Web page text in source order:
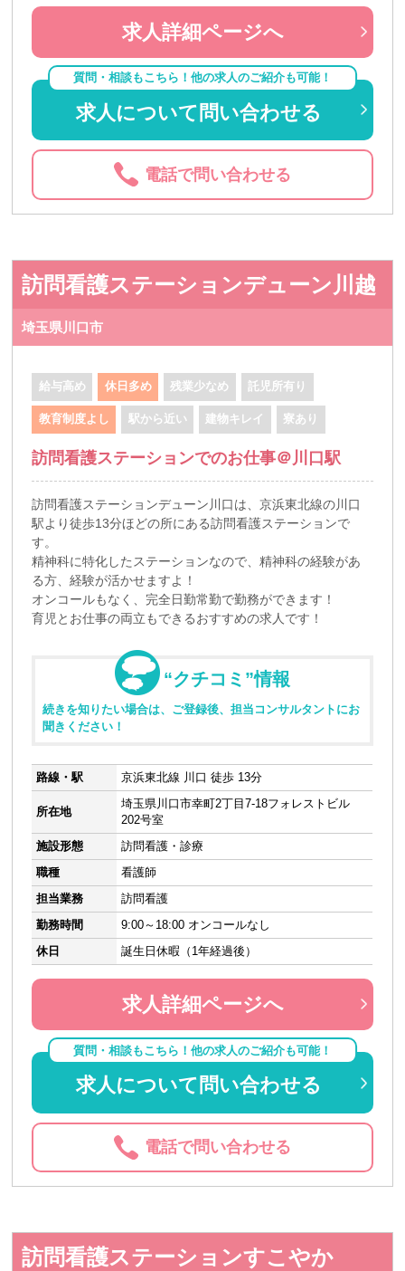
求人詳細ページへ
質問・相談もこちら！他の求人のご紹介も可能！
求人について問い合わせる
電話で問い合わせる
訪問看護ステーションデューン川越
埼玉県川口市
給与高め 休日多め 残業少なめ 託児所有り
教育制度よし 駅から近い 建物キレイ 寮あり
訪問看護ステーションでのお仕事＠川口駅
訪問看護ステーションデューン川口は、京浜東北線の川口
駅より徒歩13分ほどの所にある訪問看護ステーションで
す。
精神科に特化したステーションなので、精神科の経験があ
る方、経験が活かせますよ！
オンコールもなく、完全日勤常勤で勤務ができます！
育児とお仕事の両立もできるおすすめの求人です！
“クチコミ”情報
続きを知りたい場合は、ご登録後、担当コンサルタントにお
聞きください！
路線・駅 京浜東北線 川口 徒歩 13分
所在地
埼玉県川口市幸町2丁目7-18フォレストビル
202号室
施設形態
訪問看護・診療
職種
看護師
担当業務
訪問看護
勤務時間
9:00～18:00 オンコールなし
休日
誕生日休暇（1年経過後）
求人詳細ページへ
質問・相談もこちら！他の求人のご紹介も可能！
求人について問い合わせる
電話で問い合わせる
訪問看護ステーションすこやか